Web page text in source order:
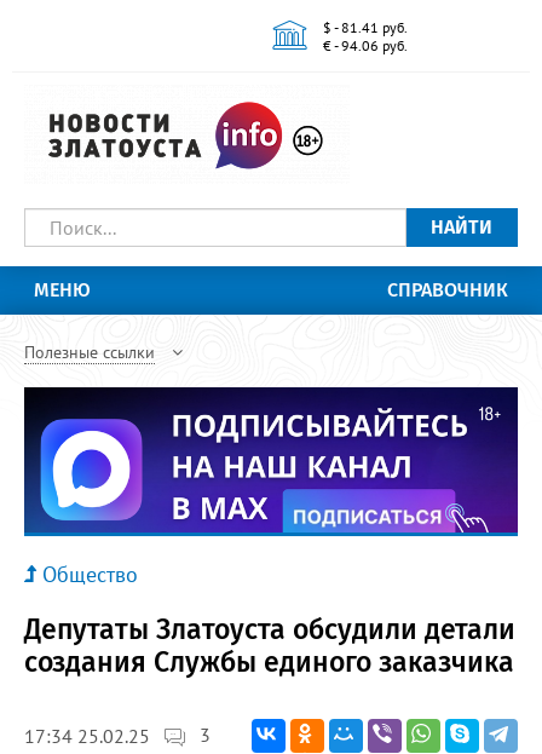
$ - 81.41 руб.
€ - 94.06 руб.
НАЙТИ
МЕНЮ СПРАВОЧНИК
Полезные ссылки
Общество
Депутаты Златоуста обсудили детали
создания Службы единого заказчика
17:34 25.02.25 3